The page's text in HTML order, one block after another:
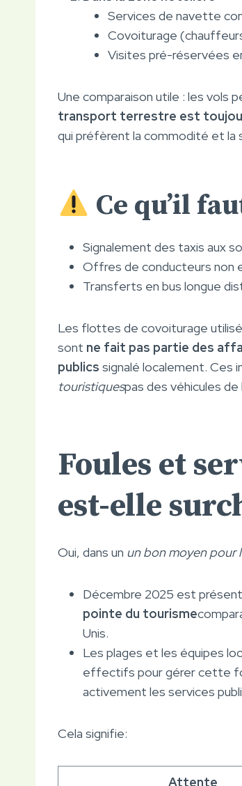
Services de navette
Covoiturage
Visites pré-réservées
Une comparaison utile : les vols
transport terrestre est
qui préfèrent la commodité et la
Ce qu’il
Signalement des taxis aux
Offres de conducteurs non
Transferts en bus longue
Les flottes de covoiturage
sont ne fait pas partie des
publics signalé localement. Ces
touristiquespas des véhicules de
Foules et
est-elle
Oui, dans un un bon moyen pour
Décembre 2025 est
pointe du tourisme
Unis.
Les plages et les équipes
effectifs pour gérer cette
activement les services
Cela signifie:
Attente